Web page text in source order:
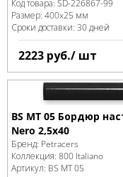
Код товара: SD-226867-99
Размер: 400x25 мм
Сроки доставки: 30 дней
2223 руб./ шт
BS MT 05 Бордюр
Nero 2,5x40
Бренд: Petracers
Коллекция: 800 Italiano
Артикул: BS MT 05